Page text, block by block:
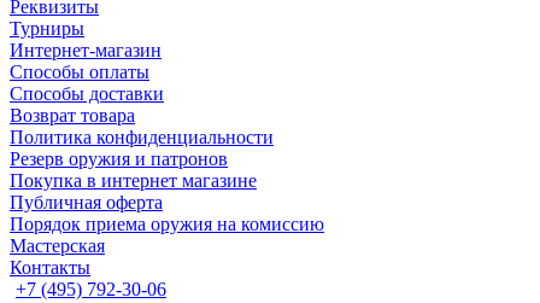
Реквизиты
Турниры
Интернет-магазин
Способы оплаты
Способы доставки
Возврат товара
Политика конфиденциальности
Резерв оружия и патронов
Покупка в интернет магазине
Публичная оферта
Порядок приема оружия на комиссию
Мастерская
Контакты
+7 (495) 792-30-06